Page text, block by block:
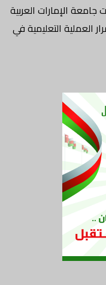
الإمارات العربية
العملية التعليمية في